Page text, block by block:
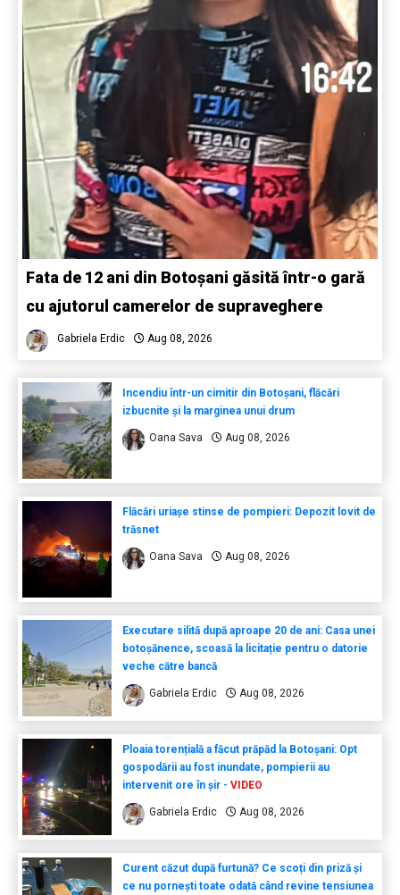
Fata de 12 ani din Botoșani găsită într-o gară
cu ajutorul camerelor de supraveghere
Gabriela Erdic Aug 08, 2026
Incendiu într-un cimitir din Botoșani, flăcări
izbucnite și la marginea unui drum
Oana Sava Aug 08, 2026
Flăcări uriașe stinse de pompieri: Depozit lovit de
trăsnet
Oana Sava Aug 08, 2026
Executare silită după aproape 20 de ani: Casa unei
botoșănence, scoasă la licitație pentru o datorie
veche către bancă
Gabriela Erdic Aug 08, 2026
Ploaia torențială a făcut prăpăd la Botoșani: Opt
gospodării au fost inundate, pompierii au
intervenit ore în șir - VIDEO
Gabriela Erdic Aug 08, 2026
Curent căzut după furtună? Ce scoți din priză și
ce nu pornești toate odată când revine tensiunea